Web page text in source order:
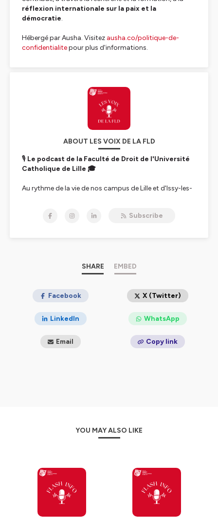
réflexion internationale sur la paix et la
démocratie.
Hébergé par Ausha. Visitez ausha.co/politique-de-
confidentialitepour plus d'informations.
ABOUT LES VOIX DE LA FLD
🎙️ Le podcast de la Faculté de Droit de l'Université
Catholique de Lille 🎓
Au rythme de la vie de nos campus de Lille et d'Issy-les-
partenariats... L'essentiel à ne pas manquer, en un clin
plus long pour explorer en profondeur un thème phare
engagement étudiant, développement international,
recherche, alumni, vie associative ou encore
Subscribe
SHARE EMBED
Facebook X (Twitter)
LinkedIn WhatsApp
Email Copy link
YOU MAY ALSO LIKE